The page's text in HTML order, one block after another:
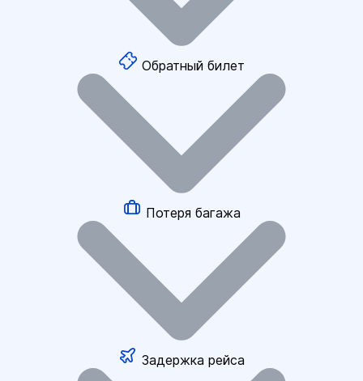
Обратный билет
Потеря багажа
Задержка рейса